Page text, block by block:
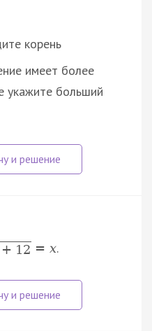
корень
имеет более
укажите больший
+ 12 = x.